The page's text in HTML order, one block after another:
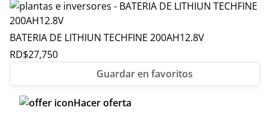
BATERIA DE LITHIUN TECHFINE 200AH12.8V
RD$27,750
Hacer oferta